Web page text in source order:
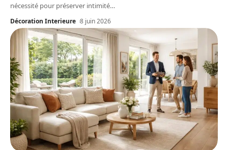
nécessité pour préserver intimité…
Décoration Interieure 8 juin 2026